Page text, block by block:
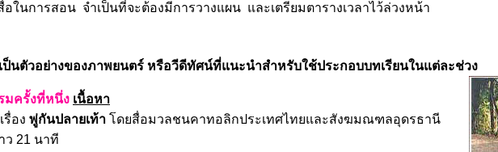
อในการสอน จำเป็นที่จะต้องมีการวางแผน และเตรียมตารางเวลาไว้ล่วงหน้า
ป็นตัวอย่างของภาพยนตร์ หรือวีดีทัศน์ที่แนะนำสำหรับใช้ประกอบบทเรียนในแต่ละช่วง
มครั้งที่หนึ่ง เนื้อหา
รื่อง พู่กันปลายเท้า โดยสื่อมวลชนคาทอลิกประเทศไทยและสังฆมณฑลอุดรธานี
ว 21 นาที